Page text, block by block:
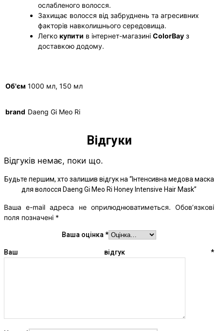
ослабленого волосся.
Захищає волосся від забруднень та агресивних
факторів навколишнього середовища.
Легко купити в інтернет-магазині ColorBay з
доставкою додому.
Об'єм 1000 мл, 150 мл
brand Daeng Gi Meo Ri
Відгуки
Відгуків немає, поки що.
Будьте першим, хто залишив відгук на “Інтенсивна медова маска
для волосся Daeng Gi Meo Ri Honey Intensive Hair Mask”
Ваша e-mail адреса не оприлюднюватиметься. Обов’язкові
поля позначені *
Ваша оцінка *
Ваш відгук *